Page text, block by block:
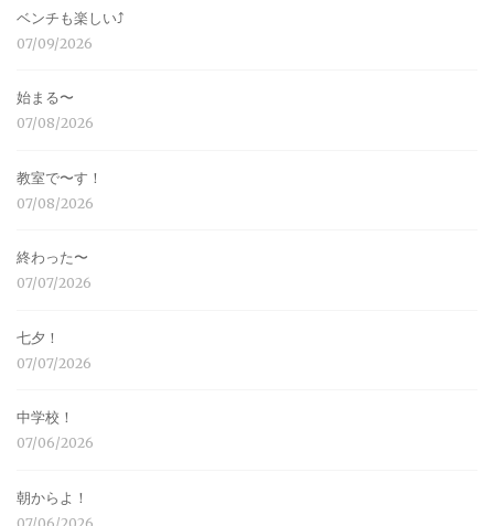
ベンチも楽しい⤴︎
07/09/2026
始まる〜
07/08/2026
教室で〜す！
07/08/2026
終わった〜
07/07/2026
七夕！
07/07/2026
中学校！
07/06/2026
朝からよ！